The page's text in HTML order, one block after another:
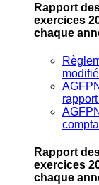
Rapport
exercices
chaque
modifié
Rapport
exercices
chaque